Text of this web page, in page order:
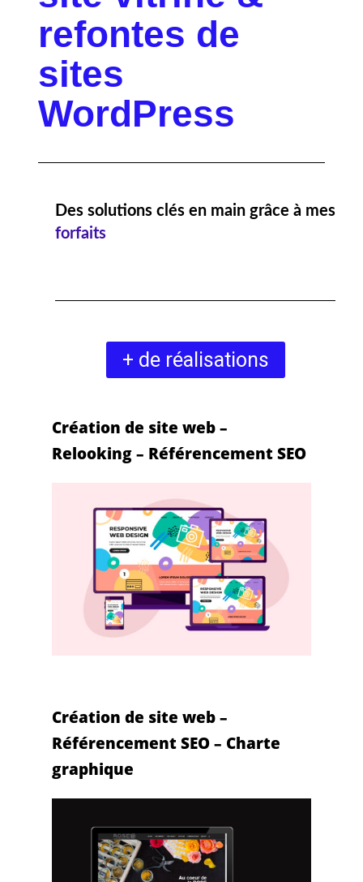
refontes de
sites
WordPress
Des solutions clés en main grâce à mes
forfaits
+ de réalisations
Création de site web –
Relooking – Référencement SEO
Création de site web –
Référencement SEO – Charte
graphique